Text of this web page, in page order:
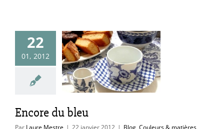
22
01, 2012
du bleu
& matières
au fil de l'année
Encore du bleu
Par Laure Mestre | 22 janvier 2012 | Blog Couleurs & matières